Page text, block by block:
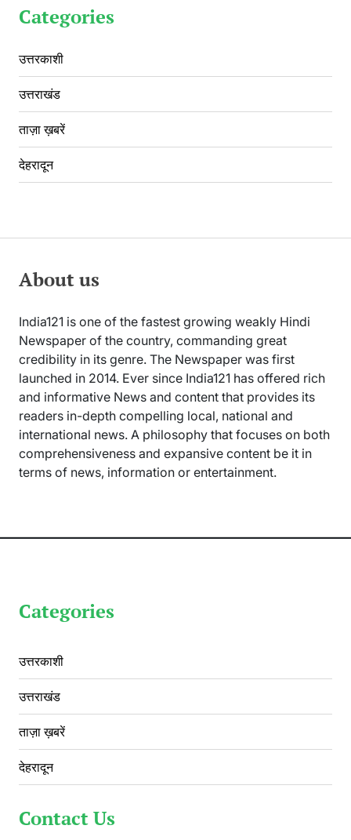
Categories
उत्तरकाशी
उत्तराखंड
ताज़ा ख़बरें
देहरादून
About us
India121 is one of the fastest growing weakly Hindi
Newspaper of the country, commanding great
credibility in its genre. The Newspaper was first
launched in 2014. Ever since India121 has offered rich
and informative News and content that provides its
readers in-depth compelling local, national and
international news. A philosophy that focuses on both
comprehensiveness and expansive content be it in
terms of news, information or entertainment.
Categories
उत्तरकाशी
उत्तराखंड
ताज़ा ख़बरें
देहरादून
Contact Us